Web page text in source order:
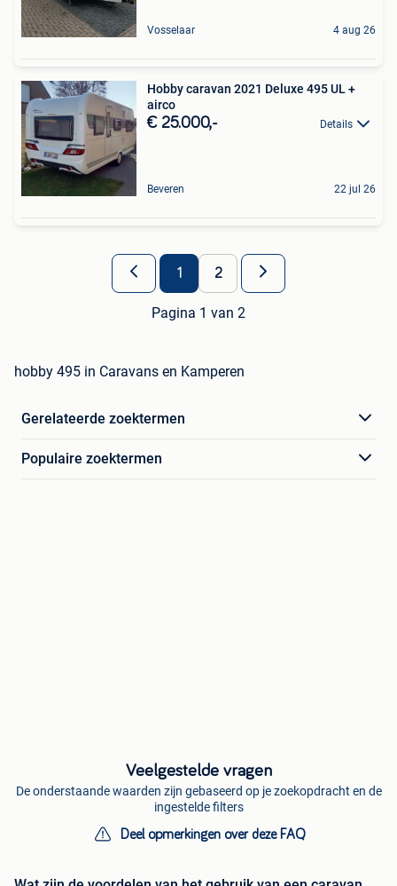
Vosselaar 4 aug 26
Hobby caravan 2021 Deluxe 495 UL +
airco
€ 25.000,- Details
Beveren 22 jul 26
1 2
Pagina 1 van 2
hobby 495 in Caravans en Kamperen
Gerelateerde zoektermen
Populaire zoektermen
Veelgestelde vragen
De onderstaande waarden zijn gebaseerd op je zoekopdracht en de
ingestelde filters
Deel opmerkingen over deze FAQ